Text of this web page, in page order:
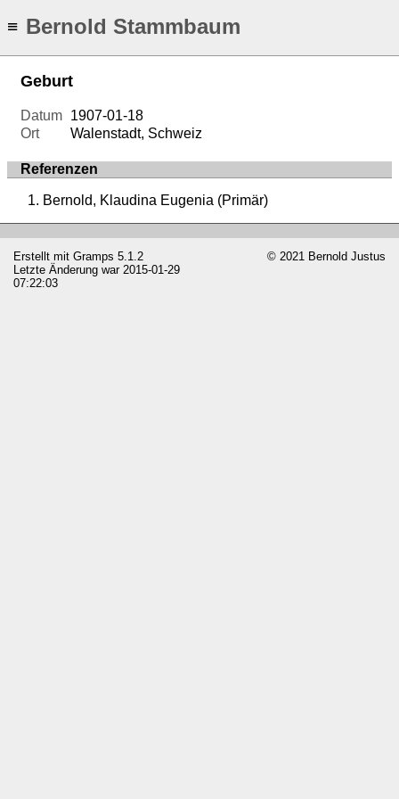
≡ Bernold Stammbaum
Geburt
Datum 1907-01-18
Ort
Walenstadt, Schweiz
Referenzen
Bernold, Klaudina Eugenia (Primär)
Erstellt mit Gramps 5.1.2
Letzte Änderung war 2015-01-29
07:22:03
© 2021 Bernold Justus